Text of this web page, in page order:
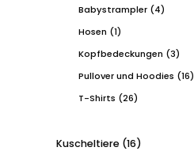
Babystrampler (4)
Hosen (1)
Kopfbedeckungen (3)
Pullover und Hoodies (16)
T-Shirts (26)
Kuscheltiere (16)